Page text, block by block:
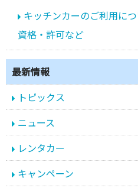
キッチンカーのご利用に
資格・許可など
最新情報
トピックス
ニュース
レンタカー
キャンペーン